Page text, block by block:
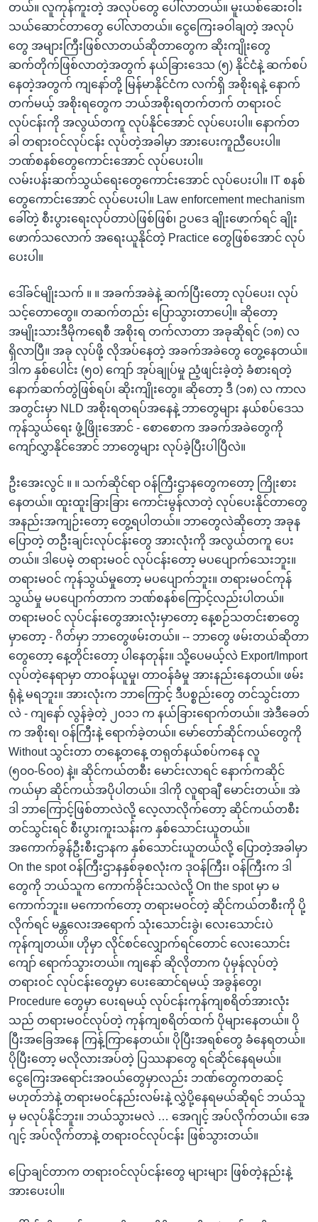
တယ်။ လူကုန်ကူးတဲ့ အလုပ်တွေ ပေါ်လာတယ်။ မူးယစ်ဆေးဝါး
သယ်ဆောင်တာတွေ ပေါ်လာတယ်။ ငွေကြေးခဝါချတဲ့ အလုပ်
တွေ အများကြီးဖြစ်လာတယ်ဆိုတာတွေက ဆိုးကျိုးတွေ
ဆက်တိုက်ဖြစ်လာတဲ့အတွက် နယ်ခြားဒေသ (၅) နိုင်ငံနဲ့ ဆက်စပ်
နေတဲ့အတွက် ကျနော်တို့ မြန်မာနိုင်ငံက လက်ရှိ အစိုးရနဲ့ နောက်
တက်မယ့် အစိုးရတွေက ဘယ်အစိုးရတက်တက် တရားဝင်
လုပ်ငန်းကို အလွယ်တကူ လုပ်နိုင်အောင် လုပ်ပေးပါ။ နောက်တ
ခါ တရားဝင်လုပ်ငန်း လုပ်တဲ့အခါမှာ အားပေးကူညီပေးပါ။
ဘဏ်စနစ်တွေကောင်းအောင် လုပ်ပေးပါ။
လမ်းပန်းဆက်သွယ်ရေးတွေကောင်းအောင် လုပ်ပေးပါ။ IT စနစ်
တွေကောင်းအောင် လုပ်ပေးပါ။ Law enforcement mechanism
ခေါ်တဲ့ စီးပွားရေးလုပ်တာပဲဖြစ်ဖြစ်၊ ဥပဒေ ချိုးဖောက်ရင် ချိုး
ဖောက်သလောက် အရေးယူနိုင်တဲ့ Practice တွေဖြစ်အောင် လုပ်
ပေးပါ။
ဒေါ်ခင်မျိုးသက် ။ ။ အခက်အခဲနဲ့ ဆက်ပြီးတော့ လုပ်ပေး၊ လုပ်
သင့်တောတွေ။ တဆက်တည်း ပြောသွားတာပေါ့။ ဆိုတော့
အမျိုးသားဒီမိုကရေစီ အစိုးရ တက်လာတာ အခုဆိုရင် (၁၈) လ
ရှိလာပြီ။ အခု လုပ်ဖို့ လိုအပ်နေတဲ့ အခက်အခဲတွေ တွေ့နေတယ်။
ဒါက နှစ်ပေါင်း (၅၀) ကျော် အုပ်ချုပ်မှု ညံ့ဖျင်းခဲ့တဲ့ ခံစားရတဲ့
နောက်ဆက်တွဲဖြစ်ရပ်၊ ဆိုးကျိုးတွေ။ ဆိုတော့ ဒီ (၁၈) လ ကာလ
အတွင်းမှာ NLD အစိုးရတရပ်အနေနဲ့ ဘာတွေများ နယ်စပ်ဒေသ
ကုန်သွယ်ရေး ဖွံ့ဖြိုးအောင် - စောစောက အခက်အခဲတွေကို
ကျော်လွှာနိုင်အောင် ဘာတွေများ လုပ်ခဲ့ပြီးပါပြီလဲ။
ဦးအေးလွင် ။ ။ သက်ဆိုင်ရာ ဝန်ကြီးဌာနတွေကတော့ ကြိုးစား
နေတယ်။ ထူးထူးခြားခြား ကောင်းမွန်လာတဲ့ လုပ်ပေးနိုင်တာတွေ
အနည်းအကျဉ်းတော့ တွေ့ရပါတယ်။ ဘာတွေလဲဆိုတော့ အခုန
ပြောတဲ့ တဦးချင်းလုပ်ငန်းတွေ အားလုံးကို အလွယ်တကူ ပေး
တယ်။ ဒါပေမဲ့ တရားမဝင် လုပ်ငန်းတော့ မပပျောက်သေးဘူး။
တရားမဝင် ကုန်သွယ်မှုတော့ မပပျောက်ဘူး။ တရားမဝင်ကုန်
သွယ်မှု မပပျောက်တာက ဘဏ်စနစ်ကြောင့်လည်းပါတယ်။
တရားမဝင် လုပ်ငန်းတွေအားလုံးမှာတော့ နေ့စဉ်သတင်းစာတွေ
မှာတော့ - ဂိတ်မှာ ဘာတွေဖမ်းတယ်။ -- ဘာတွေ ဖမ်းတယ်ဆိုတာ
တွေတော့ နေ့တိုင်းတော့ ပါနေတုန်း။ သို့ပေမယ့်လဲ Export/Import
လုပ်တဲ့နေရာမှာ တာဝန်ယူမှု၊ တာဝန်ခံမှု အားနည်းနေတယ်။ ဖမ်း
ရုံနဲ့ မရဘူး။ အားလုံးက ဘာကြောင့် ဒီပစ္စည်းတွေ တင်သွင်းတာ
လဲ - ကျနော် လွန်ခဲ့တဲ့ ၂၀၁၁ က နယ်ခြားရောက်တယ်။ အဲဒီခေတ်
က အစိုးရ၊ ဝန်ကြီးနဲ့ ရောက်ခဲ့တယ်။ မော်တော်ဆိုင်ကယ်တွေကို
Without သွင်းတာ တနေ့တနေ့ တရုတ်နယ်စပ်ကနေ လူ
(၅၀၀-၆၀၀) နဲ့။ ဆိုင်ကယ်တစီး မောင်းလာရင် နောက်ကဆိုင်
ကယ်မှာ ဆိုင်ကယ်အပိုပါတယ်။ ဒါကို လူရာချီ မောင်းတယ်။ အဲ
ဒါ ဘာကြောင့်ဖြစ်တာလဲလို့ လေ့လာလိုက်တော့ ဆိုင်ကယ်တစီး
တင်သွင်းရင် စီးပွားကူးသန်းက နှစ်သောင်းယူတယ်။
အကောက်ခွန်ဦးစီးဌာနက နှစ်သောင်းယူတယ်လို့ ပြောတဲ့အခါမှာ
On the spot ဝန်ကြီးဌာနနှစ်ခုစလုံးက ဒုဝန်ကြီး၊ ဝန်ကြီးက ဒါ
တွေကို ဘယ်သူက ကောက်ခိုင်းသလဲလို့ On the spot မှာ မ
ကောက်ဘူး။ မကောက်တော့ တရားမဝင်တဲ့ ဆိုင်ကယ်တစီးကို ပို့
လိုက်ရင် မန္တလေးအရောက် သုံးသောင်းခွဲ၊ လေးသောင်းပဲ
ကုန်ကျတယ်။ ဟိုမှာ လိုင်စင်လျှောက်ရင်တောင် လေးသောင်း
ကျော် ရောက်သွားတယ်။ ကျနော် ဆိုလိုတာက ပုံမှန်လုပ်တဲ့
တရားဝင် လုပ်ငန်းတွေမှာ ပေးဆောင်ရမယ့် အခွန်တွေ၊
Procedure တွေမှာ ပေးရမယ့် လုပ်ငန်းကုန်ကျစရိတ်အားလုံး
သည် တရားမဝင်လုပ်တဲ့ ကုန်ကျစရိတ်ထက် ပိုများနေတယ်။ ပို
ပြီးအခြေအနေ ကြန့်ကြာနေတယ်။ ပိုပြီးအရစ်တွေ ခံနေရတယ်။
ပိုပြီးတော့ မလိုလားအပ်တဲ့ ပြဿနာတွေ ရင်ဆိုင်နေရမယ်။
ငွေကြေးအရောင်းအဝယ်တွေမှာလည်း ဘဏ်တွေကတဆင့်
မဟုတ်ဘဲနဲ့ တရားမဝင်နည်းလမ်းနဲ့ လွှဲပို့နေရမယ်ဆိုရင် ဘယ်သူ
မှ မလုပ်နိုင်ဘူး။ ဘယ်သွားမလဲ … အေဂျင့် အပ်လိုက်တယ်။ အေ
ဂျင့် အပ်လိုက်တာနဲ့ တရားဝင်လုပ်ငန်း ဖြစ်သွားတယ်။
ပြောချင်တာက တရားဝင်လုပ်ငန်းတွေ များများ ဖြစ်တဲ့နည်းနဲ့
အားပေးပါ။